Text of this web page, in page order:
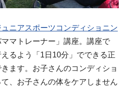
ニアスポーツコンディショニン
マトレーナー」講座。講座で
るよう「1日10分」でできる正
ます。お子さんのコンディショ
、お子さんの体をケアしません